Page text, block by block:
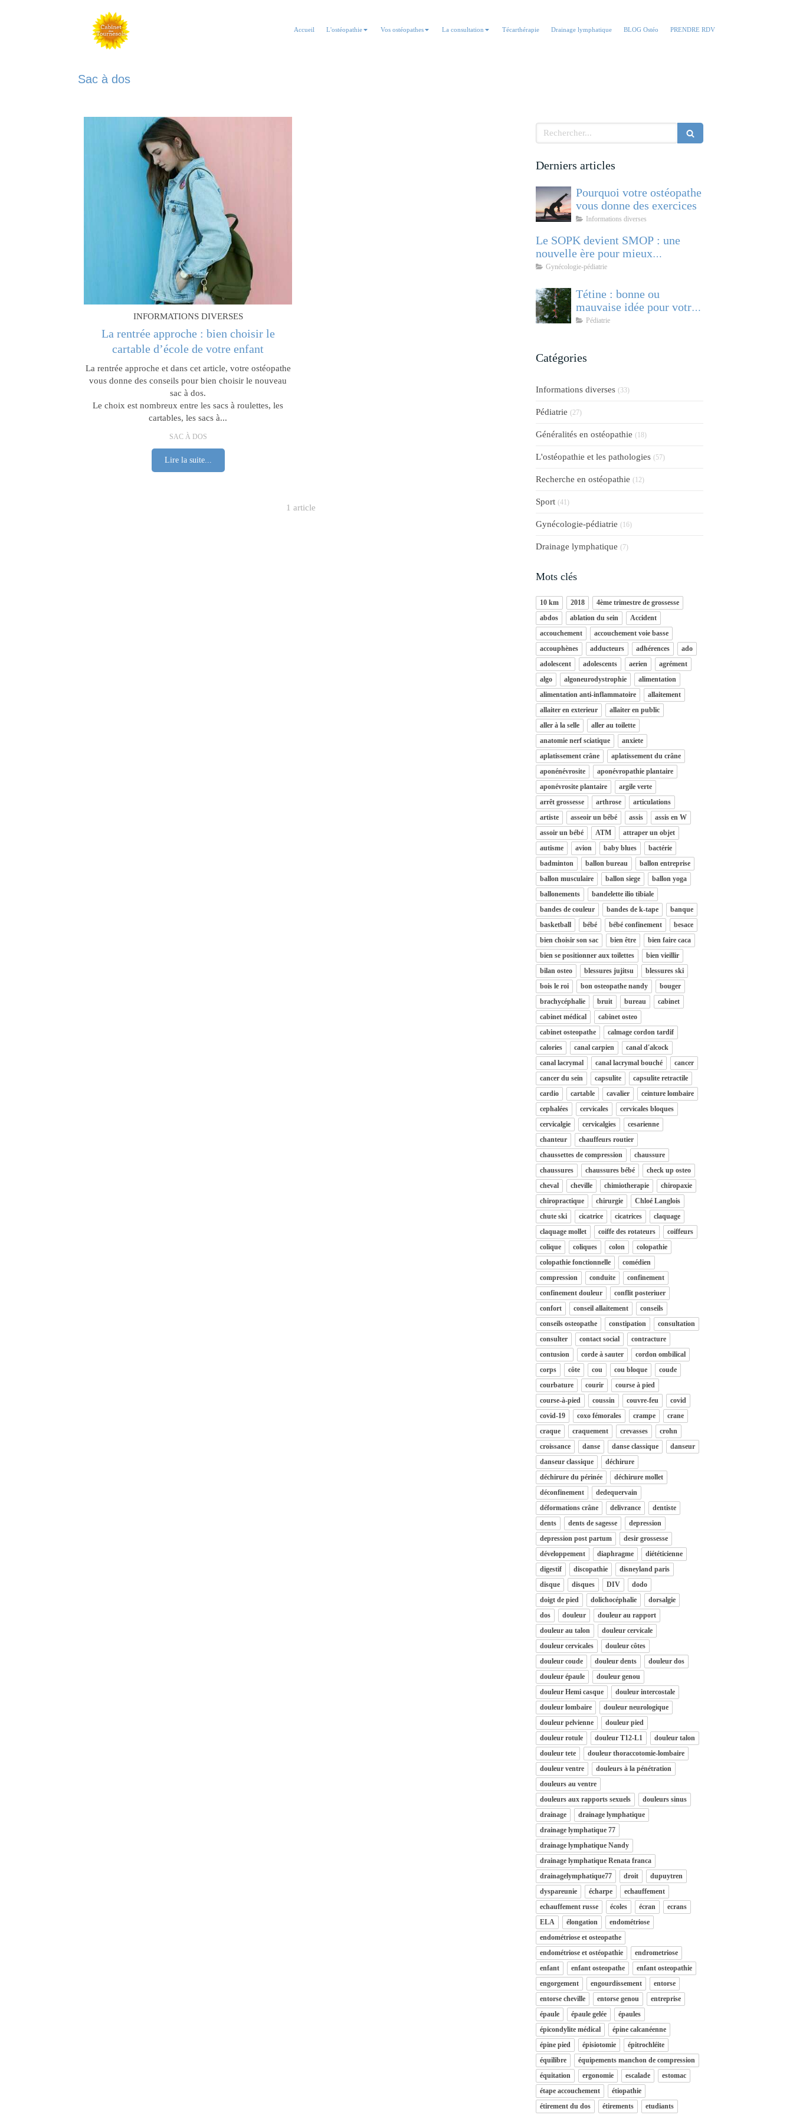
Accueil L'ostéopathie Vos ostéopathes La consultation Técarthérapie Drainage lymphatique BLOG Ostéo PRENDRE RDV
Sac à dos
INFORMATIONS DIVERSES
La rentrée approche : bien choisir le
cartable d’école de votre enfant
La rentrée approche et dans cet article, votre ostéopathe
vous donne des conseils pour bien choisir le nouveau
sac à dos.
Le choix est nombreux entre les sacs à roulettes, les
cartables, les sacs à...
SAC À DOS
Lire la suite...
1 article
Rechercher
Derniers articles
Pourquoi votre ostéopathe
vous donne des exercices
Informations diverses
Le SOPK devient SMOP : une
nouvelle ère pour mieux
comprendre et accompagner cette
Gynécologie-pédiatrie
Tétine : bonne ou
mauvaise idée pour votre
bébé ?
Pédiatrie
Catégories
Informations diverses (33)
Pédiatrie (27)
Généralités en ostéopathie (18)
L'ostéopathie et les pathologies (57)
Recherche en ostéopathie (12)
Sport (41)
Gynécologie-pédiatrie (16)
Drainage lymphatique (7)
Mots clés
10 km 2018
4ème trimestre de grossesse
abdos
ablation du sein
Accident
accouchement
accouchement voie basse
accouphènes
adducteurs adhérences
ado
adolescent
adolescents aerien
agrément
algo
algoneurodystrophie
alimentation
alimentation anti-inflammatoire
allaitement
allaiter en exterieur
allaiter en public
aller à la selle
aller au toilette
anatomie nerf sciatique
anxiete
aplatissement crâne
aplatissement du crâne
aponénévrosite
aponévropathie plantaire
aponévrosite plantaire
argile verte
arrêt grossesse
arthrose
articulations
artiste
asseoir un bébé assis
assis en W
assoir un bébé
ATM
attraper un objet
autisme
avion baby blues
bactérie
badminton
ballon bureau
ballon entreprise
ballon musculaire
ballon siege
ballon yoga
ballonements
bandelette ilio tibiale
bandes de couleur
bandes de k-tape
banque
basketball
bébé bébé confinement
besace
bien choisir son sac
bien être
bien faire caca
bien se positionner aux toilettes
bien vieillir
bilan osteo
blessures jujitsu
blessures ski
bois le roi
bon osteopathe nandy
bouger
brachycéphalie
bruit bureau
cabinet
cabinet médical
cabinet osteo
cabinet osteopathe
calmage cordon tardif
calories
canal carpien
canal d'alcock
canal lacrymal
canal lacrymal bouché
cancer
cancer du sein
capsulite
capsulite retractile
cardio
cartable cavalier
ceinture lombaire
cephalées
cervicales
cervicales bloques
cervicalgie
cervicalgies
cesarienne
chanteur
chauffeurs routier
chaussettes de compression
chaussure
chaussures
chaussures bébé
check up osteo
cheval
cheville chimiotherapie
chiropaxie
chiropractique
chirurgie
Chloé Langlois
chute ski
cicatrice cicatrices
claquage
claquage mollet
coiffe des rotateurs
coiffeurs
colique
coliques colon
colopathie
colopathie fonctionnelle
comédien
compression
conduite
confinement
confinement douleur
conflit posteriuer
confort
conseil allaitement
conseils
conseils osteopathe
constipation
consultation
consulter
contact social
contracture
contusion
corde à sauter
cordon ombilical
corps
côte cou cou bloque
coude
courbature
courir
course à pied
course-à-pied
coussin couvre-feu
covid
covid-19
coxo fémorales crampe
crane
craque
craquement crevasses
crohn
croissance
danse danse classique
danseur
danseur classique
déchirure
déchirure du périnée
déchirure mollet
déconfinement
dedequervain
déformations crâne
delivrance
dentiste
dents
dents de sagesse
depression
depression post partum
desir grossesse
développement
diaphragme
diététicienne
digestif
discopathie
disneyland paris
disque
disques DIV
dodo
doigt de pied
dolichocéphalie
dorsalgie
dos
douleur
douleur au rapport
douleur au talon
douleur cervicale
douleur cervicales
douleur côtes
douleur coude
douleur dents
douleur dos
douleur épaule
douleur genou
douleur Hemi casque
douleur intercostale
douleur lombaire
douleur neurologique
douleur pelvienne
douleur pied
douleur rotule
douleur T12-L1
douleur talon
douleur tete
douleur thoraccotomie-lombaire
douleur ventre
douleurs à la pénétration
douleurs au ventre
douleurs aux rapports sexuels
douleurs sinus
drainage
drainage lymphatique
drainage lymphatique 77
drainage lymphatique Nandy
drainage lymphatique Renata franca
drainagelymphatique77
droit
dupuytren
dyspareunie
écharpe
echauffement
echauffement russe
écoles écran
ecrans
ELA
élongation
endométriose
endométriose et osteopathe
endométriose et ostéopathie
endrometriose
enfant
enfant osteopathe
enfant osteopathie
engorgement
engourdissement
entorse
entorse cheville
entorse genou
entreprise
épaule
épaule gelée
épaules
épicondylite médical
épine calcanéenne
épine pied
épisiotomie
épitrochléite
équilibre
équipements manchon de compression
équitation
ergonomie escalade
estomac
étape accouchement
étiopathie
étirement du dos
étirements etudiants